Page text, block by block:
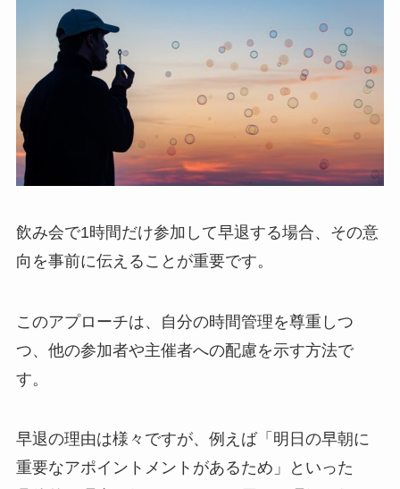
飲み会で1時間だけ参加して早退する場合、その意
向を事前に伝えることが重要です。
このアプローチは、自分の時間管理を尊重しつ
つ、他の参加者や主催者への配慮を示す方法で
す。
早退の理由は様々ですが、例えば「明日の早朝に
重要なアポイントメントがあるため」といった